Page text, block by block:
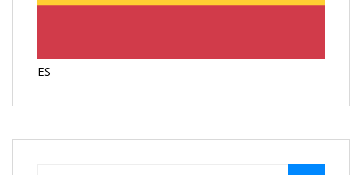
ES